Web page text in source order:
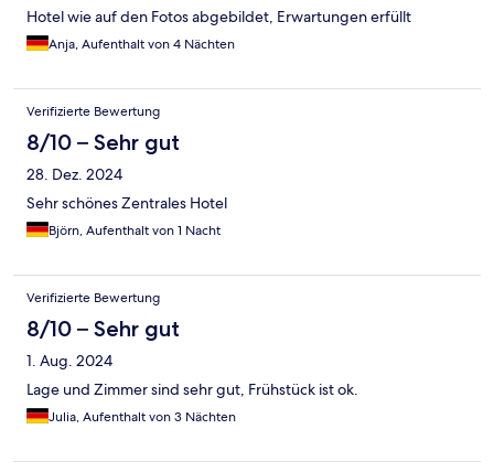
Hotel wie auf den Fotos abgebildet, Erwartungen erfüllt
Anja, Aufenthalt von 4 Nächten
Verifizierte Bewertung
8/10 – Sehr gut
28. Dez. 2024
Sehr schönes Zentrales Hotel
Björn, Aufenthalt von 1 Nacht
Verifizierte Bewertung
8/10 – Sehr gut
1. Aug. 2024
Lage und Zimmer sind sehr gut, Frühstück ist ok.
Julia, Aufenthalt von 3 Nächten